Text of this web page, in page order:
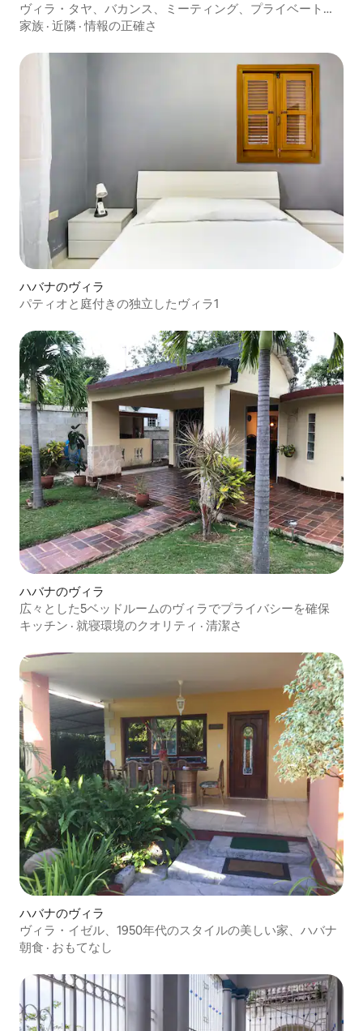
ヴィラ・タヤ、バカンス、ミーティング、プライベートイ
ベント
家族 · 近隣 ·情報の正確さ
ハバナのヴィラ
パティオと庭付きの独立したヴィラ1
ハバナのヴィラ
広々とした5ベッドルームのヴィラでプライバシーを確保
キッチン · 就寝環境のクオリティ · 清潔さ
ハバナのヴィラ
ヴィラ・イゼル、1950年代のスタイルの美しい家、ハバナ
朝食 · おもてなし